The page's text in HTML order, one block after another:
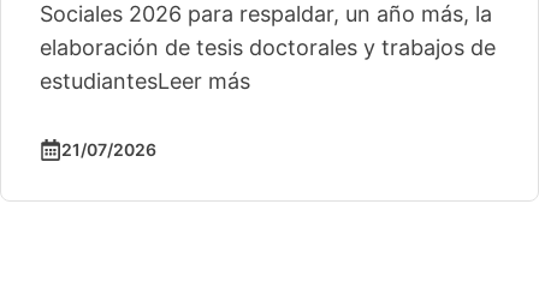
Sociales 2026 para respaldar, un año más, la
elaboración de tesis doctorales y trabajos de
estudiantesLeer más
21/07/2026